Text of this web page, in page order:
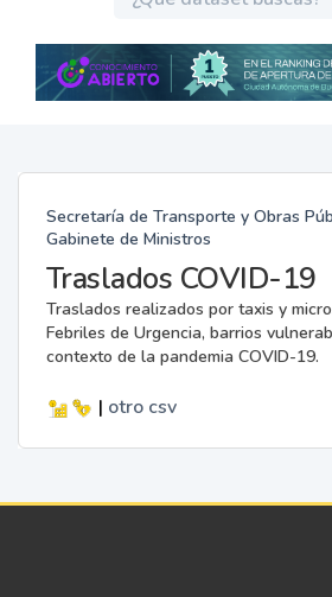
Secretaría de Transporte y Obras
Gabinete de Ministros
Traslados COVID-19
Traslados realizados por taxis y
Febriles de Urgencia, barrios
contexto de la pandemia COVID-19.
| otro csv